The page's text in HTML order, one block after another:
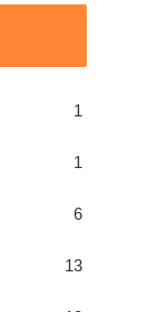
1
1
6
13